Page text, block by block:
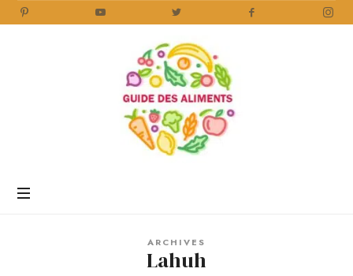
Aliments
ARCHIVES
Lahuh